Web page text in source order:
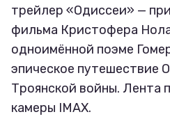
Рецепты
Ваши истории
Соцсети
трейлер «Одиссеи» —
фильма Кристофера
одноимённой поэме
эпическое путешествие
Троянской войны. Лента
камеры IMAX.